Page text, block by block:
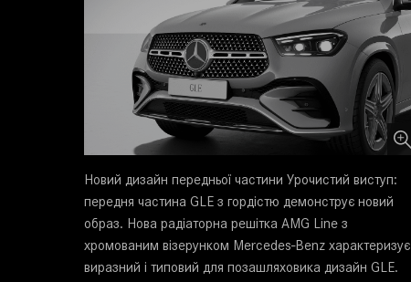
Новий дизайн передньої частини Урочистий виступ:
передня частина GLE з гордістю демонструє новий
образ. Нова радіаторна решітка AMG Line з
хромованим візерунком Mercedes-Benz характеризує
виразний і типовий для позашляховика дизайн GLE.